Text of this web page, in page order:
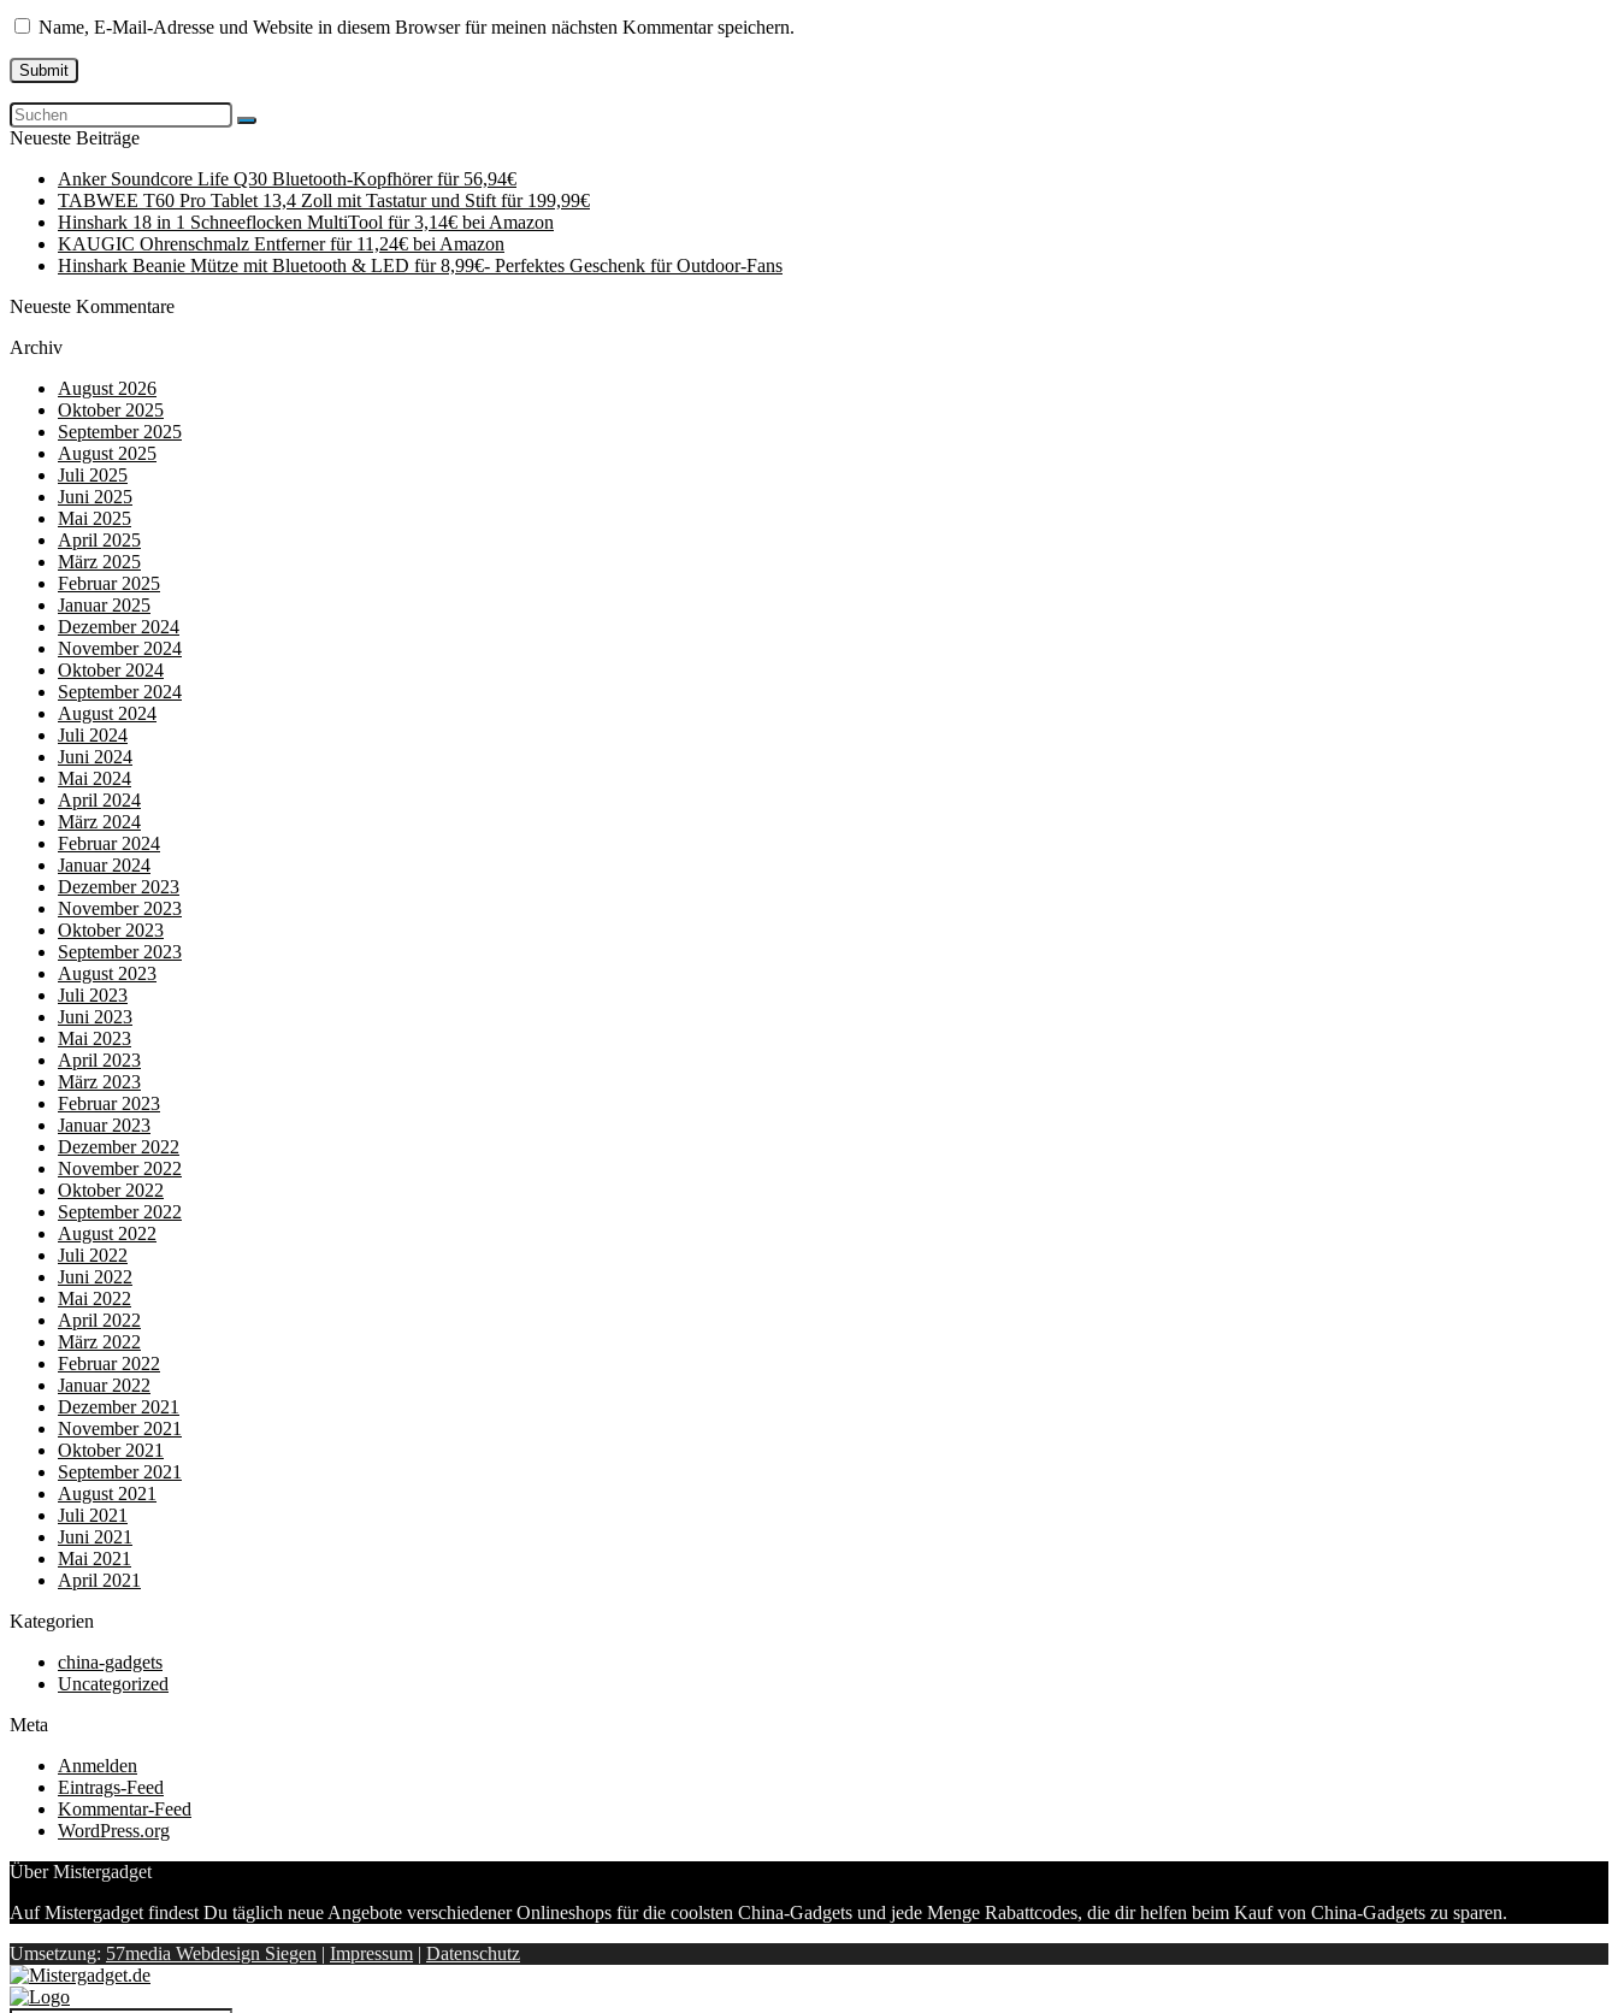
Name, E-Mail-Adresse und Website in diesem Browser für meinen nächsten Kommentar speichern.
Neueste Beiträge
Anker Soundcore Life Q30 Bluetooth-Kopfhörer für 56,94€
TABWEE T60 Pro Tablet 13,4 Zoll mit Tastatur und Stift für 199,99€
Hinshark 18 in 1 Schneeflocken MultiTool für 3,14€ bei Amazon
KAUGIC Ohrenschmalz Entferner für 11,24€ bei Amazon
Hinshark Beanie Mütze mit Bluetooth & LED für 8,99€- Perfektes Geschenk für Outdoor-Fans
Neueste Kommentare
Archiv
August 2026
Oktober 2025
September 2025
August 2025
Juli 2025
Juni 2025
Mai 2025
April 2025
März 2025
Februar 2025
Januar 2025
Dezember 2024
November 2024
Oktober 2024
September 2024
August 2024
Juli 2024
Juni 2024
Mai 2024
April 2024
März 2024
Februar 2024
Januar 2024
Dezember 2023
November 2023
Oktober 2023
September 2023
August 2023
Juli 2023
Juni 2023
Mai 2023
April 2023
März 2023
Februar 2023
Januar 2023
Dezember 2022
November 2022
Oktober 2022
September 2022
August 2022
Juli 2022
Juni 2022
Mai 2022
April 2022
März 2022
Februar 2022
Januar 2022
Dezember 2021
November 2021
Oktober 2021
September 2021
August 2021
Juli 2021
Juni 2021
Mai 2021
April 2021
Kategorien
china-gadgets
Uncategorized
Meta
Anmelden
Eintrags-Feed
Kommentar-Feed
WordPress.org
Über Mistergadget
Auf Mistergadget findest Du täglich neue Angebote verschiedener Onlineshops für die coolsten China-Gadgets und jede Menge Rabattcodes, die dir helfen beim Kauf von China-Gadgets zu sparen.
Umsetzung: 57media Webdesign Siegen | Impressum | Datenschutz